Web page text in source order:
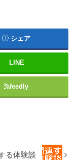
シェア
LINE
feedly
る体験談